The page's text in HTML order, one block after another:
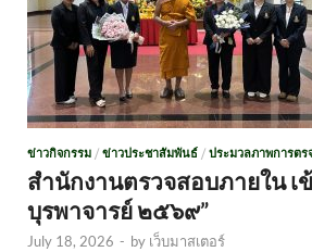
ข่าวกิจกรรม / ข่าวประชาสัมพันธ์ / ประมวลภาพการตร
สำนักงานตรวจสอบภายใน เ
บุรพาจารย์ ๒๕๖๙”
July 18, 2026 - by เว็บมาสเตอร์